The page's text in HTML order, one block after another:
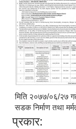
मिति २०७७/०६/२७
सडक निर्माण तथा
प्रकार: